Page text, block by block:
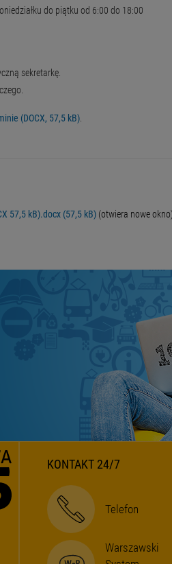
do piątku od 6:00 do 18:00
sekretarkę.
(DOCX, 57,5 kB).
57,5 kB).docx (57,5 kB) (otwiera nowe okno)
KONTAKT 24/7
Telefon
Warszawski